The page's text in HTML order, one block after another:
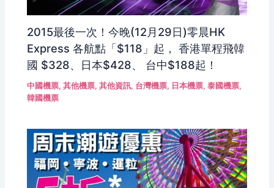
2015最後一次！今晚(12月29日)零晨HK
Express 各航點「$118」起， 香港單程飛韓
國 $328、日本$428、 台中$188起！
中國機票,其他機票,其他資訊, 台灣機票, 日本機票,泰國機票,
韓國機票